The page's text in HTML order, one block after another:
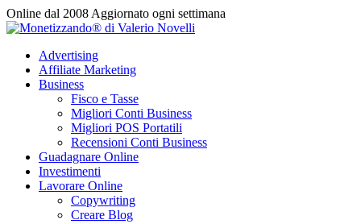
Vai
al
Online dal 2008 Aggiornato ogni settimana
Advertising
Affiliate Marketing
Business
Fisco e Tasse
Migliori Conti Business
Migliori POS Portatili
Recensioni Conti Business
Guadagnare Online
Investimenti
Lavorare Online
Copywriting
Creare Blog